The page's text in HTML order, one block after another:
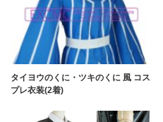
タイヨウのくに・ツキのくに 風 コス
プレ衣装(2着)